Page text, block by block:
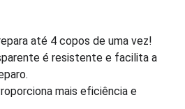
até 4 copos de uma vez!
é resistente e facilita a
mais eficiência e